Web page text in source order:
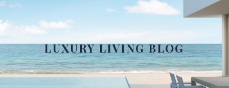
LUXURY LIVING BLOG